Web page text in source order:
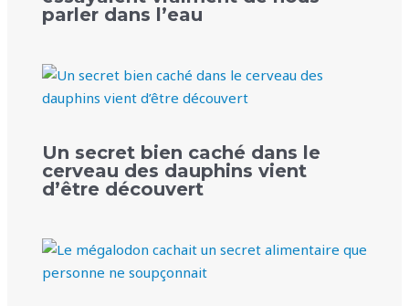
parler dans l’eau
Un secret bien caché dans le
cerveau des dauphins vient
d’être découvert